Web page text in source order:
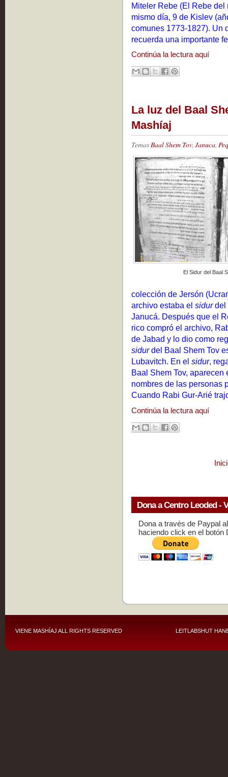
Miteler Rebe (El Rebe
mismo día, 9 de Kislev
comunes 1773-1827). Un
recuerda una importante
Continúa la lectura aquí
La luz del Baal
Mashíaj
TemasBaal Shem Tov, Januca,
El Sidur del Baal
colección de Jersón
archivo estaba el sidurdel
Janucá. Después que el
rico compró el archivo,
de Jabad y lo dio como
sidurdel Baal Shem Tov
Lubavitch. En el sidur,
Baal Shem Tov,
nombres de las personas
Cuando Rabi Gur-Arié
Continúa la lectura aquí
Dona a Centro Leoded -
Dona a través de Paypal
haciendo click en el botón
VIENE MASHÍAJ ALL RIGHTS RESERVED LEITLABSHUT